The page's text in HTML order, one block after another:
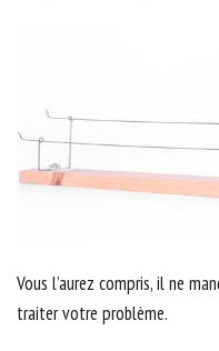
Vous l’aurez compris, il ne
traiter votre problème.